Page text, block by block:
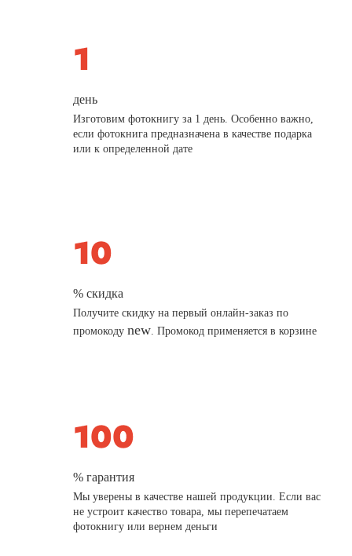
день
Изготовим фотокнигу за 1 день. Особенно важно,
если фотокнига предназначена в качестве подарка
или к определенной дате
% скидка
Получите скидку на первый онлайн-заказ по
промокодуnew. Промокод применяется в корзине
% гарантия
Мы уверены в качестве нашей продукции. Если вас
не устроит качество товара, мы перепечатаем
фотокнигу или вернем деньги